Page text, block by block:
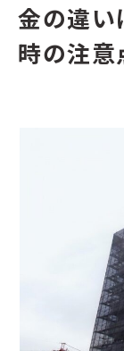
金の違い
時の注意